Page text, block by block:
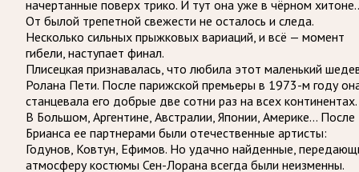
начертанные поверх трико. И тут она уже в чёрном
От былой трепетной свежести не осталось и следа.
Несколько сильных прыжковых вариаций, и всё — момент
гибели, наступает финал.
Плисецкая признавалась, что любила этот маленький
Ролана Пети. После парижской премьеры в 1973-м году
станцевала его добрые две сотни раз на всех континентах.
В Большом, Аргентине, Австралии, Японии, Америке… После
Брианса ее партнерами были отечественные артисты:
Годунов, Ковтун, Ефимов. Но удачно найденные,
атмосферу костюмы Сен-Лорана всегда были неизменны.